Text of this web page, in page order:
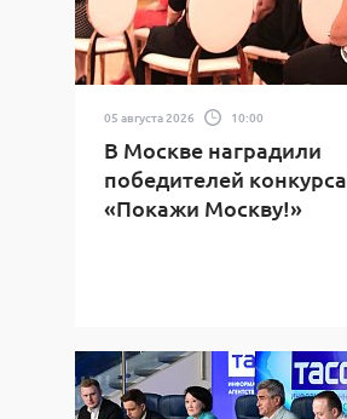
05 августа 2026 10:00
В Москве наградили
победителей конкурса
«Покажи Москву!»